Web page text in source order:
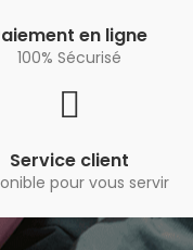
en ligne
100% Sécurisé
Service client
pour vous servir